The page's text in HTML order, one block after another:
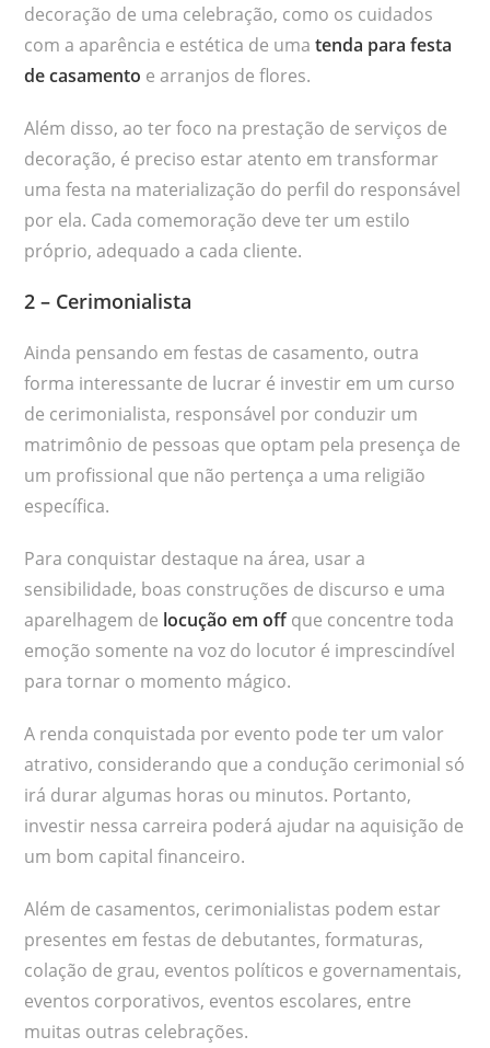
decoração de uma celebração, como os cuidados
com a aparência e estética de umatenda para festa
de casamento e arranjos de flores.
Além disso, ao ter foco na prestação de serviços de
decoração, é preciso estar atento em transformar
uma festa na materialização do perfil do responsável
por ela. Cada comemoração deve ter um estilo
próprio, adequado a cada cliente.
2 – Cerimonialista
Ainda pensando em festas de casamento, outra
forma interessante de lucrar é investir em um curso
de cerimonialista, responsável por conduzir um
matrimônio de pessoas que optam pela presença de
um profissional que não pertença a uma religião
específica.
Para conquistar destaque na área, usar a
sensibilidade, boas construções de discurso e uma
aparelhagem de locução em off que concentre toda
emoção somente na voz do locutor é imprescindível
para tornar o momento mágico.
A renda conquistada por evento pode ter um valor
atrativo, considerando que a condução cerimonial só
irá durar algumas horas ou minutos. Portanto,
investir nessa carreira poderá ajudar na aquisição de
um bom capital financeiro.
Além de casamentos, cerimonialistas podem estar
presentes em festas de debutantes, formaturas,
colação de grau, eventos políticos e governamentais,
eventos corporativos, eventos escolares, entre
muitas outras celebrações.